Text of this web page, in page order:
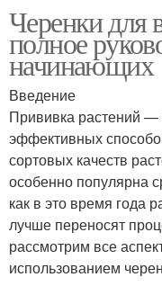
Черенки для
полное
начинающих
Введение
Прививка растений —
эффективных
сортовых качеств
особенно популярна
как в это время года
лучше переносят
рассмотрим все
использованием